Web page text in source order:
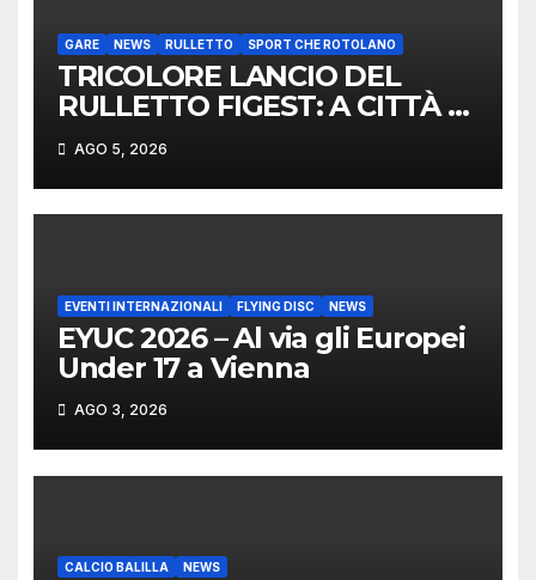
GARE NEWS RULLETTO SPORT CHE ROTOLANO
TRICOLORE LANCIO DEL
RULLETTO FIGEST: A CITTÀ DI
CASTELLO VINCONO
MARCHIGIANI ED UMBRI
AGO 5, 2026
EVENTI INTERNAZIONALI FLYING DISC NEWS
EYUC 2026 – Al via gli Europei
Under 17 a Vienna
AGO 3, 2026
CALCIO BALILLA NEWS